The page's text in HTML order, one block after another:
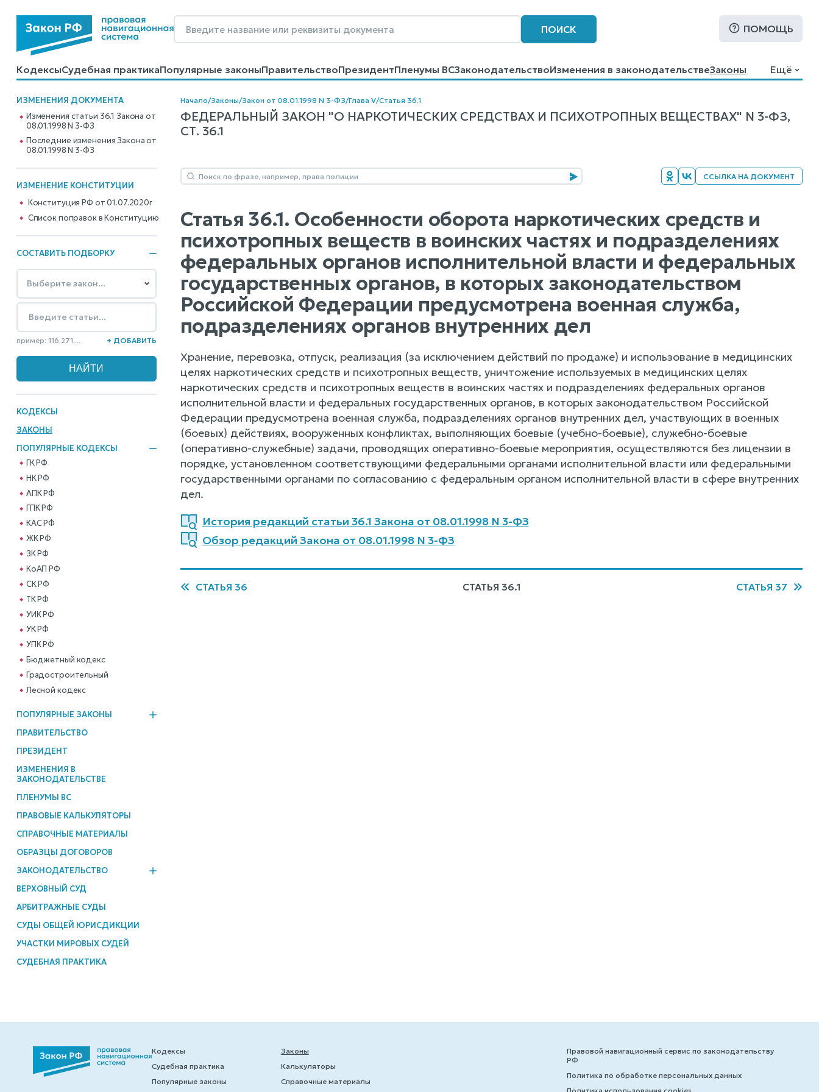
ПОИСК ПОМОЩЬ
КодексыСудебная практикаПопулярные законыПравительствоПрезидентПленумы ВСЗаконодательствоИзменения в законодательствеЗаконы
КалькуляторыСправочные материалыОбразцы договоровКонтактыПомощьПоиск
Ещё
ИЗМЕНЕНИЯ ДОКУМЕНТА
Изменения статьи 36.1 Закона от
08.01.1998 N 3-ФЗ
Последние изменения Закона от
08.01.1998 N 3-ФЗ
ИЗМЕНЕНИЕ КОНСТИТУЦИИ
Конституция РФ от 01.07.2020г
Cписок поправок в Конституцию
СОСТАВИТЬ ПОДБОРКУ
пример: 116,271,... + ДОБАВИТЬ
КОДЕКСЫ
ЗАКОНЫ
ПОПУЛЯРНЫЕ КОДЕКСЫ
ГК РФ
НК РФ
АПК РФ
ГПК РФ
КАС РФ
ЖК РФ
ЗК РФ
КоАП РФ
СК РФ
ТК РФ
УИК РФ
УК РФ
УПК РФ
Бюджетный кодекс
Градостроительный
Лесной кодекс
ПОПУЛЯРНЫЕ ЗАКОНЫ
ПРАВИТЕЛЬСТВО
ПРЕЗИДЕНТ
ИЗМЕНЕНИЯ В
ЗАКОНОДАТЕЛЬСТВЕ
ПЛЕНУМЫ ВС
ПРАВОВЫЕ КАЛЬКУЛЯТОРЫ
СПРАВОЧНЫЕ МАТЕРИАЛЫ
ОБРАЗЦЫ ДОГОВОРОВ
ЗАКОНОДАТЕЛЬСТВО
ВЕРХОВНЫЙ СУД
АРБИТРАЖНЫЕ СУДЫ
СУДЫ ОБЩЕЙ ЮРИСДИКЦИИ
УЧАСТКИ МИРОВЫХ СУДЕЙ
СУДЕБНАЯ ПРАКТИКА
Начало/Законы/Закон от 08.01.1998 N 3-ФЗ/Глава V/Статья 36.1
ФЕДЕРАЛЬНЫЙ ЗАКОН "О НАРКОТИЧЕСКИХ СРЕДСТВАХ И ПСИХОТРОПНЫХ ВЕЩЕСТВАХ" N 3-ФЗ,
СТ. 36.1
ССЫЛКА НА ДОКУМЕНТ
Статья 36.1. Особенности оборота наркотических средств и
психотропных веществ в воинских частях и подразделениях
федеральных органов исполнительной власти и федеральных
государственных органов, в которых законодательством
Российской Федерации предусмотрена военная служба,
подразделениях органов внутренних дел
Хранение, перевозка, отпуск, реализация (за исключением действий по продаже) и использование в медицинских
целях наркотических средств и психотропных веществ, уничтожение используемых в медицинских целях
наркотических средств и психотропных веществ в воинских частях и подразделениях федеральных органов
исполнительной власти и федеральных государственных органов, в которых законодательством Российской
Федерации предусмотрена военная служба, подразделениях органов внутренних дел, участвующих в военных
(боевых) действиях, вооруженных конфликтах, выполняющих боевые (учебно-боевые), служебно-боевые
(оперативно-служебные) задачи, проводящих оперативно-боевые мероприятия, осуществляются без лицензии в
порядке, установленном соответствующими федеральными органами исполнительной власти или федеральными
государственными органами по согласованию с федеральным органом исполнительной власти в сфере внутренних
дел.
История редакций статьи 36.1 Закона от 08.01.1998 N 3-ФЗ
Обзор редакций Закона от 08.01.1998 N 3-ФЗ
СТАТЬЯ 36 СТАТЬЯ 36.1 СТАТЬЯ 37
Кодексы
Судебная практика
Популярные законы
Законы
Калькуляторы
Справочные материалы
Правовой навигационный сервис по законодательству
РФ
Политика по обработке персональных данных